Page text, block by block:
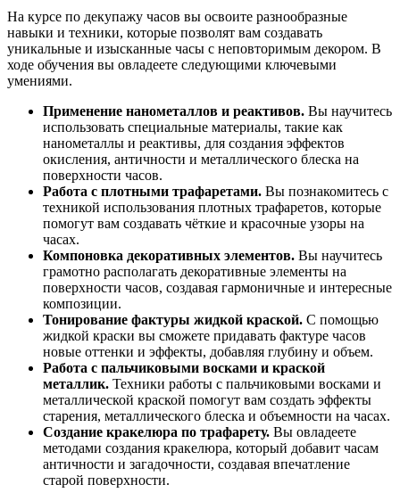
На курсе по декупажу часов вы освоите разнообразные
навыки и техники, которые позволят вам создавать
уникальные и изысканные часы с неповторимым декором. В
ходе обучения вы овладеете следующими ключевыми
умениями.
Применение нанометаллов и реактивов. Вы научитесь
использовать специальные материалы, такие как
нанометаллы и реактивы, для создания эффектов
окисления, античности и металлического блеска на
поверхности часов.
Работа с плотными трафаретами. Вы познакомитесь с
техникой использования плотных трафаретов, которые
помогут вам создавать чёткие и красочные узоры на
часах.
Компоновка декоративных элементов. Вы научитесь
грамотно располагать декоративные элементы на
поверхности часов, создавая гармоничные и интересные
композиции.
Тонирование фактуры жидкой краской. С помощью
жидкой краски вы сможете придавать фактуре часов
новые оттенки и эффекты, добавляя глубину и объем.
Работа с пальчиковыми восками и краской
металлик. Техники работы с пальчиковыми восками и
металлической краской помогут вам создать эффекты
старения, металлического блеска и объемности на часах.
Создание кракелюра по трафарету. Вы овладеете
методами создания кракелюра, который добавит часам
античности и загадочности, создавая впечатление
старой поверхности.